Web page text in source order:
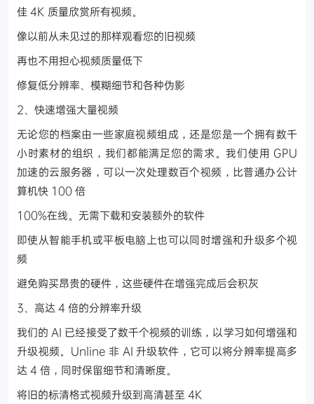
佳 4K 质量欣赏所有视频。
像以前从未见过的那样观看您的旧视频
再也不用担心视频质量低下
修复低分辨率、模糊细节和各种伪影
2、快速增强大量视频
无论您的档案由一些家庭视频组成，还是您是一个拥有数千
小时素材的组织，我们都能满足您的需求。我们使用 GPU
加速的云服务器，可以一次处理数百个视频，比普通办公计
算机快 100 倍
100%在线。无需下载和安装额外的软件
即使从智能手机或平板电脑上也可以同时增强和升级多个视
频
避免购买昂贵的硬件，这些硬件在增强完成后会积灰
3、高达 4 倍的分辨率升级
我们的 AI 已经接受了数千个视频的训练，以学习如何增强和
升级视频。Unline 非 AI 升级软件，它可以将分辨率提高多
达 4 倍，同时保留细节和清晰度。
将旧的标清格式视频升级到高清甚至 4K